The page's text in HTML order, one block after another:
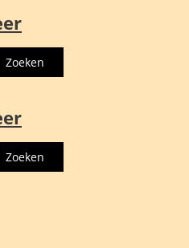
Zoeken
Zoeken